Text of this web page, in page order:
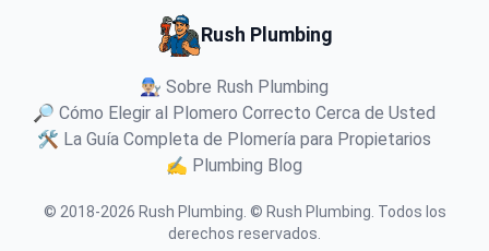
Rush Plumbing
👨🏼‍🔧 Sobre Rush Plumbing
🔎 Cómo Elegir al Plomero Correcto Cerca de Usted
🛠️ La Guía Completa de Plomería para Propietarios
✍️ Plumbing Blog
© 2018-2026 Rush Plumbing © Rush Plumbing. Todos los
derechos reservados.